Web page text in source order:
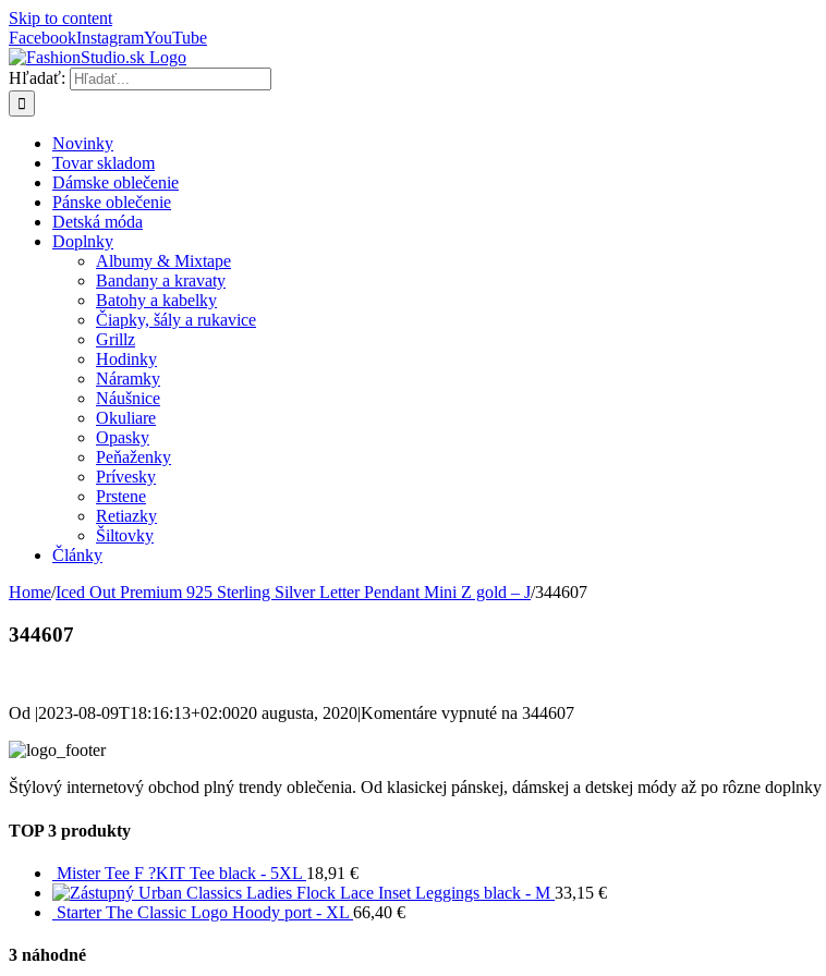
Skip to content
FacebookInstagramYouTube
Hľadať:
Novinky
Tovar skladom
Dámske oblečenie
Pánske oblečenie
Detská móda
Doplnky
Albumy & Mixtape
Bandany a kravaty
Batohy a kabelky
Čiapky, šály a rukavice
Grillz
Hodinky
Náramky
Náušnice
Okuliare
Opasky
Peňaženky
Prívesky
Prstene
Retiazky
Šiltovky
Články
Home/Iced Out Premium 925 Sterling Silver Letter Pendant Mini Z gold – J/344607
344607
Od |2023-08-09T18:16:13+02:0020 augusta, 2020|Komentáre vypnuté na 344607
Štýlový internetový obchod plný trendy oblečenia. Od klasickej pánskej, dámskej a detskej módy až po rôzne
TOP 3 produkty
Mister Tee F ?KIT Tee black - 5XL 18,91 €
Urban Classics Ladies Flock Lace Inset Leggings black - M 33,15 €
Starter The Classic Logo Hoody port - XL 66,40 €
3 náhodné